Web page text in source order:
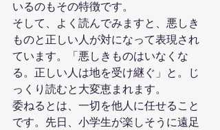
いるのもその特徴です。
そして、よく読んでみますと、悪しき
ものと正しい人が対になって表現され
ています。「悪しきものはいなくな
る。正しい人は地を受け継ぐ」と。じ
っくり読むと大変恵まれます。
委ねるとは、一切を他人に任せること
です。先日、小学生が楽しそうに遠足